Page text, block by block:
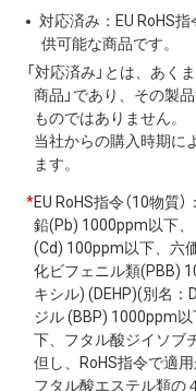
対応済み：EU RoHS指
供可能な商品です。
「対応済み」とは、あく
商品」であり、その製
ものではありません。
当社からの購入時期に
ます。
*EU RoHS指令（10物質）：
鉛(Pb) 1000ppm以下
(Cd) 100ppm以下、六
化ビフェニル類(PBB)
キシル) (DEHP)(別名
ジル (BBP) 1000ppm
下、フタル酸ジイソブ
但し、RoHS指令で適
フタル酸エステル類の